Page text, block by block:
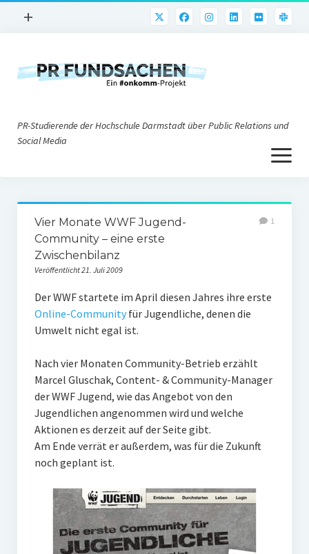
Menü
+
PR@h_da
Nonprofit-PR
Corporate Weblogs
Podcasting
PR-Theorie
PR-Literatur
PR-Studien
Gesellschaft & Medien
Infografik-Themengarten
Künstliche Intelligenz
Wasserknappheit in Deutschland
Klimaneutrales Tanken
PR-Studierende der Hochschule Darmstadt über Public Relations und
Social Media
Menü
öffnen
Über uns
Impressum
Datenschutz
Vier Monate WWF Jugend-
Community – eine erste
Zwischenbilanz
Veröffentlicht 21. Juli 2009
1
Der WWF startete im April diesen Jahres ihre erste
Online-Communityfür Jugendliche, denen die
Umwelt nicht egal ist.
Nach vier Monaten Community-Betrieb erzählt
Marcel Gluschak, Content- & Community-Manager
der WWF Jugend, wie das Angebot von den
Jugendlichen angenommen wird und welche
Aktionen es derzeit auf der Seite gibt.
Am Ende verrät er außerdem, was für die Zukunft
noch geplant ist.